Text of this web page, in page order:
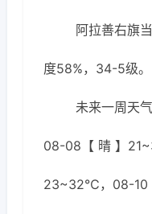
阿拉善右旗
度58%，34-5级。
未来一周天
08-08【 晴 】
23~32℃，08-10